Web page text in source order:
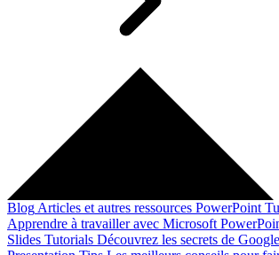
Blog Articles et autres ressources PowerPoint
Apprendre à travailler avec Microsoft
Slides Tutorials Découvrez les secrets de